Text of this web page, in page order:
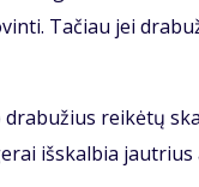
Tačiau jei
reikėtų
išskalbia